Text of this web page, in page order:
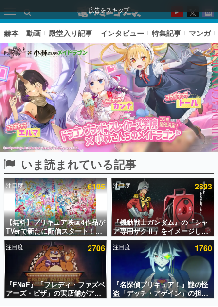
広告をスキップ
ピックアップ
電ファミのいま読まれている記事ランキング
アプリセール情報
インタビュー
連載・特集一覧
殿堂入り記事
SNS拡散数が数千以上！ ページビュー数万以上！ などな
ど。多くの人々に読まれた、電ファミ渾身の“殿堂入り”記
事をまとめました。
赫本 動画 殿堂入り記事 インタビュー 特集記事 マンガ
いま読まれている記事
注目度 6105
【無料】プリキュア映画4作品が
TVerで新たに配信スタート！な
んと2018年～2024年の映画ほぼ
すべてが見放題に、ぶっちゃけ
ありえないラインナップ
注目度 2893
『機動戦士ガンダム』の「シャ
ア専用ザクⅡ」をイメージした
散水ホースリールが予約開始。
本体にはシャアのパーソナルマ
ークやジオン公国軍のエンブレ
ム、型式番号などを配置
注目度 2706
『FNaF』「フレディ・ファズベ
アーズ・ピザ」の実店舗がアメ
リカの商業施設「American
注目度 1760
『名探偵プリキュア！』謎の怪
盗「デッチ・アゲイン」の担当
キャストは天﨑滉平さんと判